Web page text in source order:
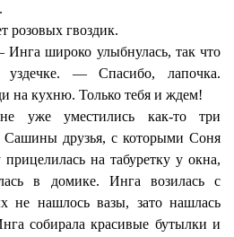
розовых гвоздик.
широко улыбнулась, так что
уздечке. — Спасибо, лапочка.
на кухню. Только тебя и ждем!
уже уместились как-то три
друзья, с которыми Соня
на табуретку у окна,
в домике. Инга возилась с
не нашлось вазы, зато нашлась
собирала красивые бутылки и